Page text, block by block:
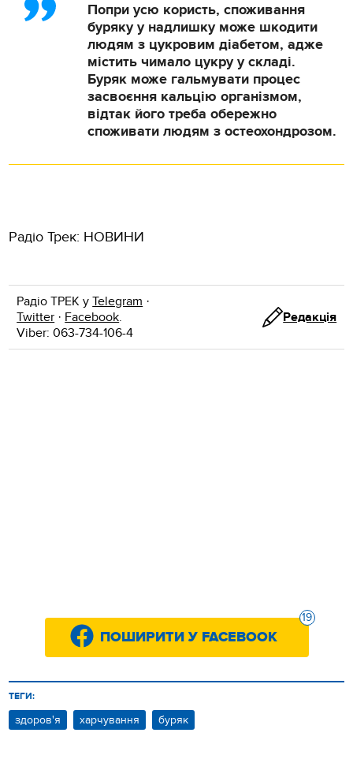
Попри усю користь, споживання
буряку у надлишку може шкодити
людям з цукровим діабетом, адже
містить чимало цукру у складі.
Буряк може гальмувати процес
засвоєння кальцію організмом,
відтак його треба обережно
споживати людям з остеохондрозом.
Радіо Трек: НОВИНИ
Радіо ТРЕК уTelegram ·
Twitter · Facebook.
Viber: 063-734-106-4
Редакція
19
ПОШИРИТИ У FACEBOOK
ТЕГИ:
здоров'я харчування буряк